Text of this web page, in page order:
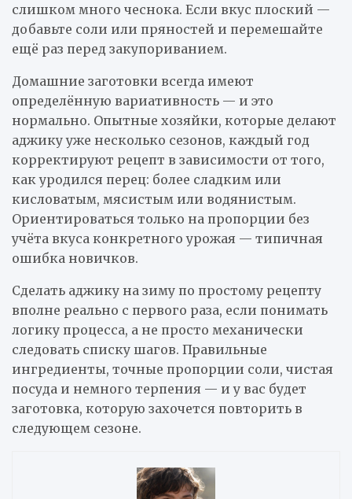
слишком много чеснока. Если вкус плоский —
добавьте соли или пряностей и перемешайте
ещё раз перед закупориванием.
Домашние заготовки всегда имеют
определённую вариативность — и это
нормально. Опытные хозяйки, которые делают
аджику уже несколько сезонов, каждый год
корректируют рецепт в зависимости от того,
как уродился перец: более сладким или
кисловатым, мясистым или водянистым.
Ориентироваться только на пропорции без
учёта вкуса конкретного урожая — типичная
ошибка новичков.
Сделать аджику на зиму по простому рецепту
вполне реально с первого раза, если понимать
логику процесса, а не просто механически
следовать списку шагов. Правильные
ингредиенты, точные пропорции соли, чистая
посуда и немного терпения — и у вас будет
заготовка, которую захочется повторить в
следующем сезоне.